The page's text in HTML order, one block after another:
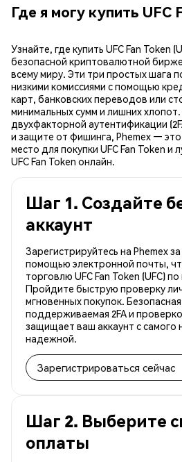
Где я могу купить UFC
Узнайте, где купить UFC Fan Token
безопасной криптовалютной
всему миру. Эти три простых шага
низкими комиссиями с помощью
карт, банковских переводов или
минимальных сумм и лишних
двухфакторной аутентификации
и защите от фишинга, Phemex —
место для покупки UFC Fan Token и
UFC Fan Token онлайн.
Шаг 1. Создайте
аккаунт
Зарегистрируйтесь на Phemex
помощью электронной почты,
торговлю UFC Fan Token (UFC)
Пройдите быструю проверку
мгновенных покупок.
поддерживаемая 2FA и
защищает ваш аккаунт с самого
надежной.
Зарегистрироваться сейчас
Шаг 2. Выберите
оплаты